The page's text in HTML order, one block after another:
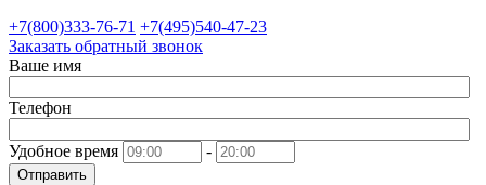
+7(800)333-76-71 +7(495)540-47-23
Заказать обратный звонок
Ваше имя
Телефон
Удобное время -
Отправить